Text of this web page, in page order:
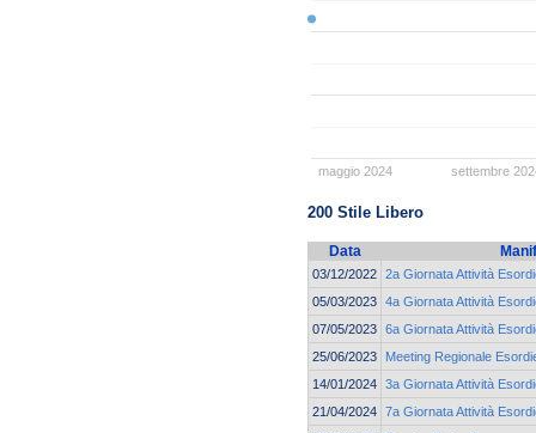
maggio 2024 settembre
200 Stile Libero
Data
03/12/2022 2a Giornata Attività
05/03/2023 4a Giornata Attività
07/05/2023 6a Giornata Attività
25/06/2023
Meeting Regionale
14/01/2024 3a Giornata Attività
21/04/2024 7a Giornata Attività